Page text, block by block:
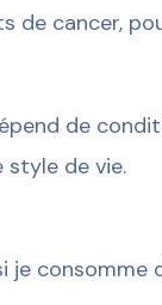
de cancer,
de
style de vie.
je